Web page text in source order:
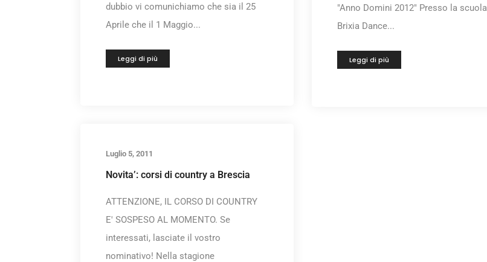
"Anno Domini 2012" Presso la scuola
Brixia Dance...
Leggi di più
dubbio vi comunichiamo che sia il 25
Aprile che il 1 Maggio...
Leggi di più
Luglio 5, 2011
Novita’: corsi di country a Brescia
ATTENZIONE, IL CORSO DI COUNTRY
E' SOSPESO AL MOMENTO. Se
interessati, lasciate il vostro
nominativo! Nella stagione